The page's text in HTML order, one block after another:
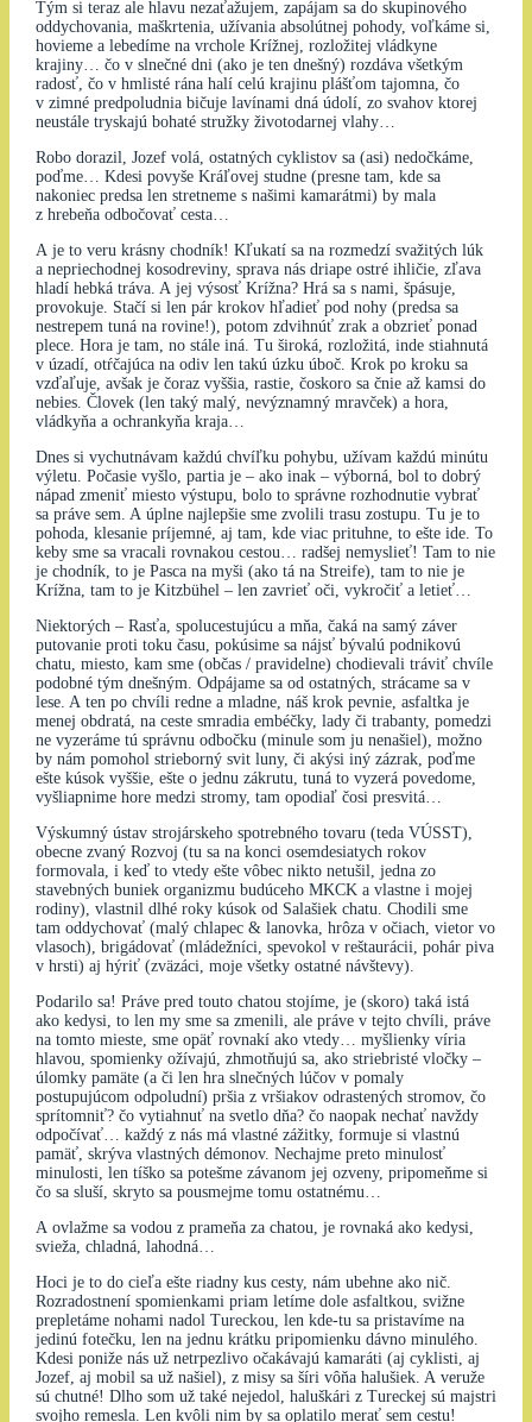
Tým si teraz ale hlavu nezaťažujem, zapájam sa do skupinového
oddychovania, maškrtenia, užívania absolútnej pohody, voľkáme si,
hovieme a lebedíme na vrchole Krížnej, rozložitej vládkyne
krajiny… čo v slnečné dni (ako je ten dnešný) rozdáva všetkým
radosť, čo v hmlisté rána halí celú krajinu plášťom tajomna, čo
v zimné predpoludnia bičuje lavínami dná údolí, zo svahov ktorej
neustále tryskajú bohaté stružky životodarnej vlahy…
Robo dorazil, Jozef volá, ostatných cyklistov sa (asi) nedočkáme,
poďme… Kdesi povyše Kráľovej studne (presne tam, kde sa
nakoniec predsa len stretneme s našimi kamarátmi) by mala
z hrebeňa odbočovať cesta…
A je to veru krásny chodník! Kľukatí sa na rozmedzí svažitých lúk
a nepriechodnej kosodreviny, sprava nás driape ostré ihličie, zľava
hladí hebká tráva. A jej výsosť Krížna? Hrá sa s nami, špásuje,
provokuje. Stačí si len pár krokov hľadieť pod nohy (predsa sa
nestrepem tuná na rovine!), potom zdvihnúť zrak a obzrieť ponad
plece. Hora je tam, no stále iná. Tu široká, rozložitá, inde stiahnutá
v úzadí, otŕčajúca na odiv len takú úzku úboč. Krok po kroku sa
vzďaľuje, avšak je čoraz vyššia, rastie, čoskoro sa čnie až kamsi do
nebies. Človek (len taký malý, nevýznamný mravček) a hora,
vládkyňa a ochrankyňa kraja…
Dnes si vychutnávam každú chvíľku pohybu, užívam každú minútu
výletu. Počasie vyšlo, partia je – ako inak – výborná, bol to dobrý
nápad zmeniť miesto výstupu, bolo to správne rozhodnutie vybrať
sa práve sem. A úplne najlepšie sme zvolili trasu zostupu. Tu je to
pohoda, klesanie príjemné, aj tam, kde viac prituhne, to ešte ide. To
keby sme sa vracali rovnakou cestou… radšej nemyslieť! Tam to nie
je chodník, to je Pasca na myši (ako tá na Streife), tam to nie je
Krížna, tam to je Kitzbühel – len zavrieť oči, vykročiť a letieť…
Niektorých – Rasťa, spolucestujúcu a mňa, čaká na samý záver
putovanie proti toku času, pokúsime sa nájsť bývalú podnikovú
chatu, miesto, kam sme (občas / pravidelne) chodievali tráviť chvíle
podobné tým dnešným. Odpájame sa od ostatných, strácame sa v
lese. A ten po chvíli redne a mladne, náš krok pevnie, asfaltka je
menej obdratá, na ceste smradia embéčky, lady či trabanty, pomedzi
ne vyzeráme tú správnu odbočku (minule som ju nenašiel), možno
by nám pomohol strieborný svit luny, či akýsi iný zázrak, poďme
ešte kúsok vyššie, ešte o jednu zákrutu, tuná to vyzerá povedome,
vyšliapnime hore medzi stromy, tam opodiaľ čosi presvitá…
Výskumný ústav strojárskeho spotrebného tovaru (teda VÚSST),
obecne zvaný Rozvoj (tu sa na konci osemdesiatych rokov
formovala, i keď to vtedy ešte vôbec nikto netušil, jedna zo
stavebných buniek organizmu budúceho MKCK a vlastne i mojej
rodiny), vlastnil dlhé roky kúsok od Salašiek chatu. Chodili sme
tam oddychovať (malý chlapec & lanovka, hrôza v očiach, vietor vo
vlasoch), brigádovať (mládežníci, spevokol v reštaurácii, pohár piva
v hrsti) aj hýriť (zväzáci, moje všetky ostatné návštevy).
Podarilo sa! Práve pred touto chatou stojíme, je (skoro) taká istá
ako kedysi, to len my sme sa zmenili, ale práve v tejto chvíli, práve
na tomto mieste, sme opäť rovnakí ako vtedy… myšlienky víria
hlavou, spomienky ožívajú, zhmotňujú sa, ako striebristé vločky –
úlomky pamäte (a či len hra slnečných lúčov v pomaly
postupujúcom odpoludní) pršia z vršiakov odrastených stromov, čo
sprítomniť? čo vytiahnuť na svetlo dňa? čo naopak nechať navždy
odpočívať… každý z nás má vlastné zážitky, formuje si vlastnú
pamäť, skrýva vlastných démonov. Nechajme preto minulosť
minulosti, len tíško sa potešme závanom jej ozveny, pripomeňme si
čo sa sluší, skryto sa pousmejme tomu ostatnému…
A ovlažme sa vodou z prameňa za chatou, je rovnaká ako kedysi,
svieža, chladná, lahodná…
Hoci je to do cieľa ešte riadny kus cesty, nám ubehne ako nič.
Rozradostnení spomienkami priam letíme dole asfaltkou, svižne
prepletáme nohami nadol Tureckou, len kde-tu sa pristavíme na
jedinú fotečku, len na jednu krátku pripomienku dávno minulého.
Kdesi poniže nás už netrpezlivo očakávajú kamaráti (aj cyklisti, aj
Jozef, aj mobil sa už našiel), z misy sa šíri vôňa halušiek. A veruže
sú chutné! Dlho som už také nejedol, haluškári z Tureckej sú majstri
svojho remesla. Len kvôli nim by sa oplatilo merať sem cestu!